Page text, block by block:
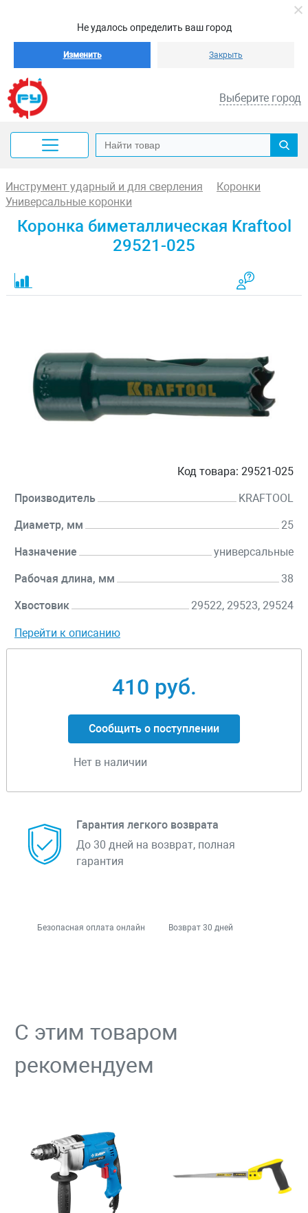
Не удалось определить ваш город
Изменить Закрыть
Выберите город
Инструмент ударный и для сверления
Коронки
Универсальные коронки
Коронка биметаллическая Kraftool
29521-025
Код товара: 29521-025
Производитель KRAFTOOL
Диаметр, мм 25
Назначение универсальные
Рабочая длина, мм 38
Хвостовик 29522, 29523, 29524
Перейти к описанию
410 руб.
Сообщить о поступлении
Нет в наличии
Гарантия легкого возврата
До 30 дней на возврат, полная
гарантия
Безопасная оплата онлайн Возврат 30 дней
С этим товаром
рекомендуем